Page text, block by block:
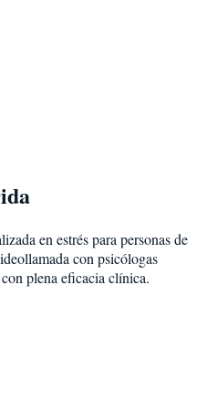
en estréspara personas de
con psicólogas
plena eficacia clínica.